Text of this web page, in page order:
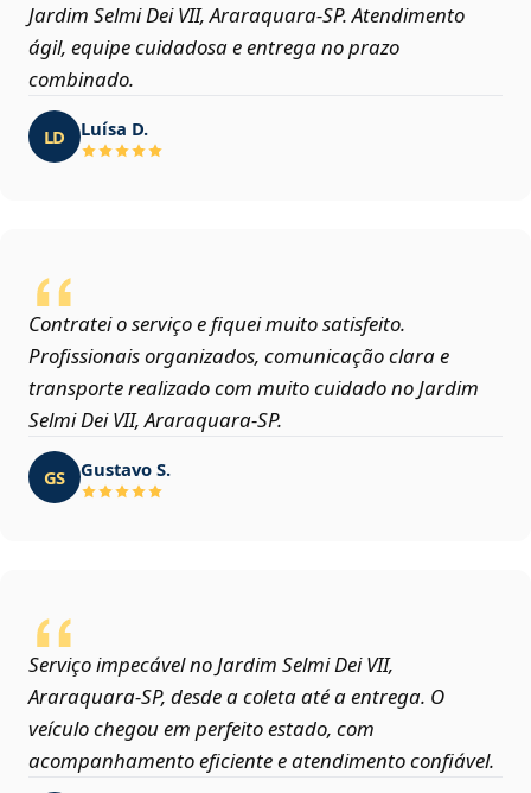
Jardim Selmi Dei VII, Araraquara‑SP. Atendimento
ágil, equipe cuidadosa e entrega no prazo
combinado.
LD Luísa D.
Contratei o serviço e fiquei muito satisfeito.
Profissionais organizados, comunicação clara e
transporte realizado com muito cuidado no Jardim
Selmi Dei VII, Araraquara‑SP.
GS Gustavo S.
Serviço impecável no Jardim Selmi Dei VII,
Araraquara‑SP, desde a coleta até a entrega. O
veículo chegou em perfeito estado, com
acompanhamento eficiente e atendimento confiável.